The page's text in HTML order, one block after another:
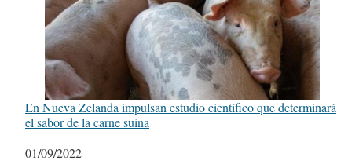
En Nueva Zelanda impulsan estudio científico que determinará
el sabor de la carne suina
Fecha
01/09/2022